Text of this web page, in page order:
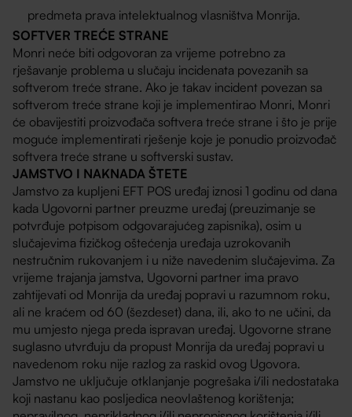
predmeta prava intelektualnog vlasništva Monrija.
SOFTVER TREĆE STRANE
Monri neće biti odgovoran za vrijeme potrebno za
rješavanje problema u slučaju incidenata povezanih sa
softverom treće strane. Ako je takav incident povezan sa
softverom treće strane koji je implementirao Monri, Monri
će obavijestiti proizvođača softvera treće strane i što je prije
moguće implementirati rješenje koje je ponudio proizvođač
softvera treće strane u softverski sustav.
JAMSTVO I NAKNADA ŠTETE
Jamstvo za kupljeni EFT POS uređaj iznosi 1 godinu od dana
kada Ugovorni partner preuzme uređaj (preuzimanje se
potvrđuje potpisom odgovarajućeg zapisnika), osim u
slučajevima fizičkog oštećenja uređaja uzrokovanih
nestručnim rukovanjem i u niže navedenim slučajevima. Za
vrijeme trajanja jamstva, Ugovorni partner ima pravo
zahtijevati od Monrija da uređaj popravi u razumnom roku,
ali ne kraćem od 60 (šezdeset) dana, ili, ako to ne učini, da
mu umjesto njega preda ispravan uređaj. Ugovorne strane
suglasno utvrđuju da propust Monrija da uređaj popravi u
navedenom roku nije razlog za raskid ovog Ugovora.
Jamstvo ne uključuje otklanjanje pogrešaka i/ili nedostataka
koji nastanu kao posljedica neovlaštenog korištenja;